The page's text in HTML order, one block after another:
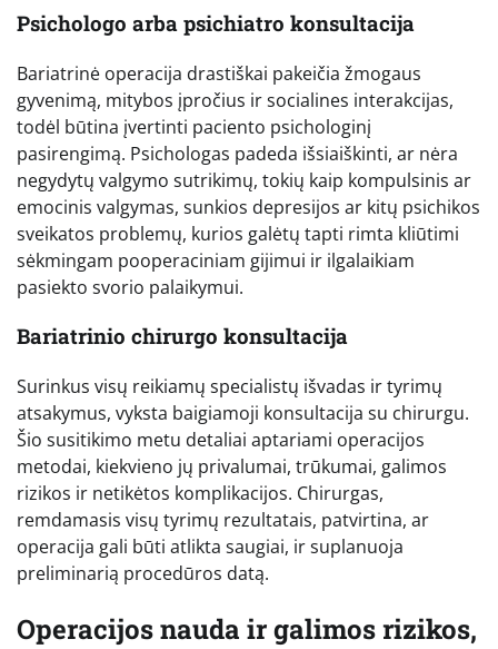
Psichologo arba psichiatro konsultacija
Bariatrinė operacija drastiškai pakeičia žmogaus
gyvenimą, mitybos įpročius ir socialines interakcijas,
todėl būtina įvertinti paciento psichologinį
pasirengimą. Psichologas padeda išsiaiškinti, ar nėra
negydytų valgymo sutrikimų, tokių kaip kompulsinis ar
emocinis valgymas, sunkios depresijos ar kitų psichikos
sveikatos problemų, kurios galėtų tapti rimta kliūtimi
sėkmingam pooperaciniam gijimui ir ilgalaikiam
pasiekto svorio palaikymui.
Bariatrinio chirurgo konsultacija
Surinkus visų reikiamų specialistų išvadas ir tyrimų
atsakymus, vyksta baigiamoji konsultacija su chirurgu.
Šio susitikimo metu detaliai aptariami operacijos
metodai, kiekvieno jų privalumai, trūkumai, galimos
rizikos ir netikėtos komplikacijos. Chirurgas,
remdamasis visų tyrimų rezultatais, patvirtina, ar
operacija gali būti atlikta saugiai, ir suplanuoja
preliminarią procedūros datą.
Operacijos nauda ir galimos rizikos,